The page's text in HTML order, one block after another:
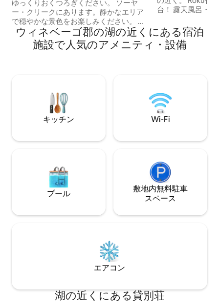
ゆっくりおくつろぎください。 ソーヤ
ー・クリークにあります。静かなエリア
で穏やかな景色をお楽しみください。 柵
付きの庭と2台分のガレージがあり、プラ
イバシーが確保されています。 クイーン
ベッドを備えた快適な2ベッドルーム、充
機。 ウィオウォッシュ・トレイル、レス
トラン、ウィスコンシン大学オシュコシ
ュ校、オシュコシュ・コーポレーション
本社に近い。 EAAグラウンドまで車でわ
台！ 露天風呂・
アイランドはゲー
えます。 クロー
さん揃っていま
道には十分な駐車
主寝室スイート。
きなオフィス、パ
ズンルーム。
ウィネベーゴ郡の湖の近くにある宿泊
施設で人気のアメニティ・設備
キッチン Wi-Fi
プール
敷地内無料駐⁠車
ス⁠ペ⁠ー⁠ス
エアコン
湖の近くにある貸別荘